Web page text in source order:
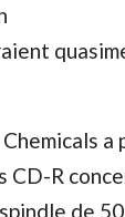
CD-R
de